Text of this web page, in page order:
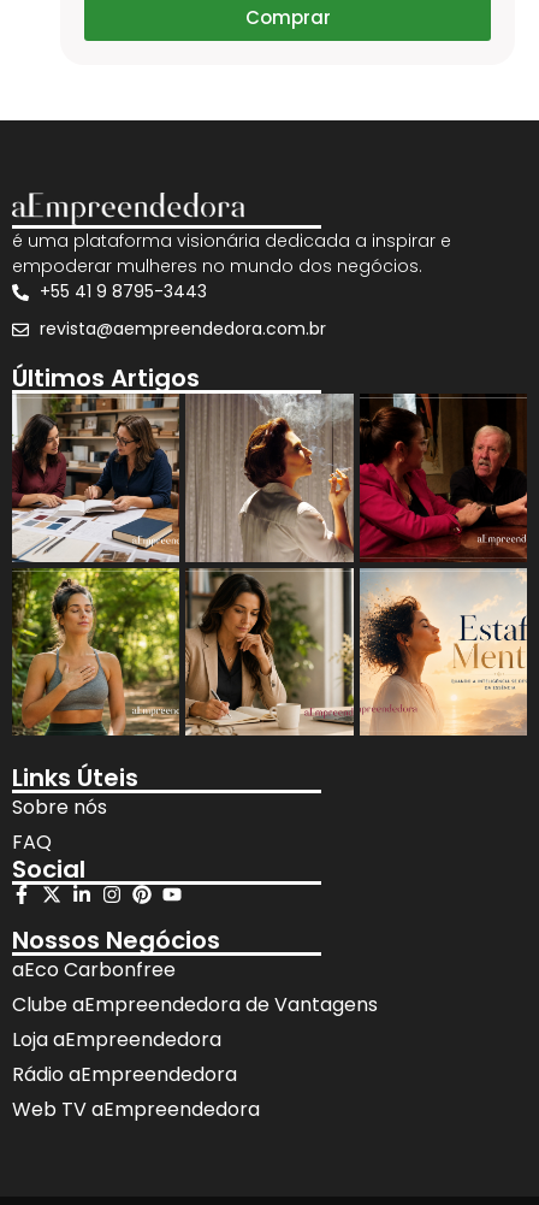
Comprar
é uma plataforma visionária dedicada a inspirar e
empoderar mulheres no mundo dos negócios.
+55 41 9 8795-3443
revista@aempreendedora.com.br
Últimos Artigos
Links Úteis
Sobre nós
FAQ
Social
Nossos Negócios
aEco Carbonfree
Clube aEmpreendedora de Vantagens
Loja aEmpreendedora
Rádio aEmpreendedora
Web TV aEmpreendedora